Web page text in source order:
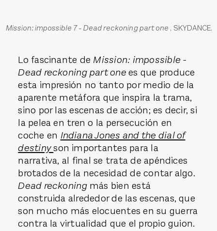
Mission: impossible 7 - Dead reckoning part one , SKYDANCE.
Lo fascinante de Mission: impossible -
Dead reckoning part onees que produce
esta impresión no tanto por medio de la
aparente metáfora que inspira la trama,
sino por las escenas de acción; es decir, si
la pelea en tren o la persecución en
coche en Indiana Jones and the dial of
destinyson importantes para la
narrativa, al final se trata de apéndices
brotados de la necesidad de contar algo.
Dead reckoning más bien está
construida alrededor de las escenas, que
son mucho más elocuentes en su guerra
contra la virtualidad que el propio guion.